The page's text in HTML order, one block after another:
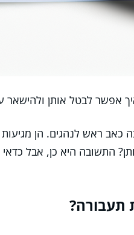
אפשר לבטל אותן ולהישאר
כאב ראש לנהגים. הן
התשובה היא כן, אבל כדאי
תעבורה?